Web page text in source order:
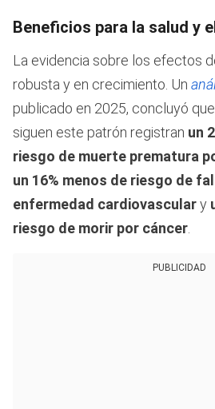
Beneficios para la salud y
La evidencia sobre los efectos
robusta y en crecimiento. Un
publicado en 2025, concluyó
siguen este patrón registran un
riesgo de muerte prematura
un 16% menos de riesgo de
enfermedad cardiovasculary
riesgo de morir por cáncer.
PUBLICIDAD